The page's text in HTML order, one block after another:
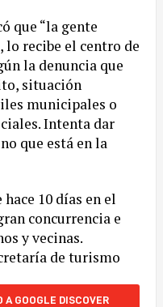
que “la gente
lo recibe el centro de
la denuncia que
situación
municipales o
Intenta dar
que está en la
10 días en el
concurrencia e
y vecinas.
de turismo
A GOOGLE DISCOVER